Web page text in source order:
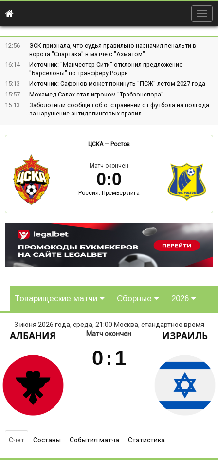
12:56
ЭСК признала, что судья правильно назначил пенальти в
ворота "Спартака" в матче с "Ахматом"
16:14
Источник: "Манчестер Сити" отклонил предложение
"Барселоны" по трансферу Родри
15:13
Источник: Сафонов может покинуть "ПСЖ" летом 2027 года
15:57
Мохамед Салах стал игроком "Трабзонспора"
15:13
Заболотный сообщил об отстранении от футбола на полгода
за нарушение антидопинговых правил
ЦСКА— Ростов
Матч окончен
0:0
Россия: Премьер-лига
Товарищеские матчи Сборные 2026
3 июня 2026 года, среда, 21:00 Москва, стандартное время
АЛБАНИЯ Матч окончен
0 : 1
ИЗРАИЛЬ
Счет Составы События матча Статистика